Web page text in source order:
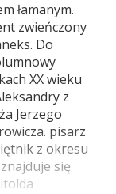
łamanym.
zwieńczony
Do
XX wieku
z
Jerzego
pisarz
z okresu
się